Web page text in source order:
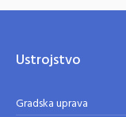
Ustrojstvo
Gradska uprava